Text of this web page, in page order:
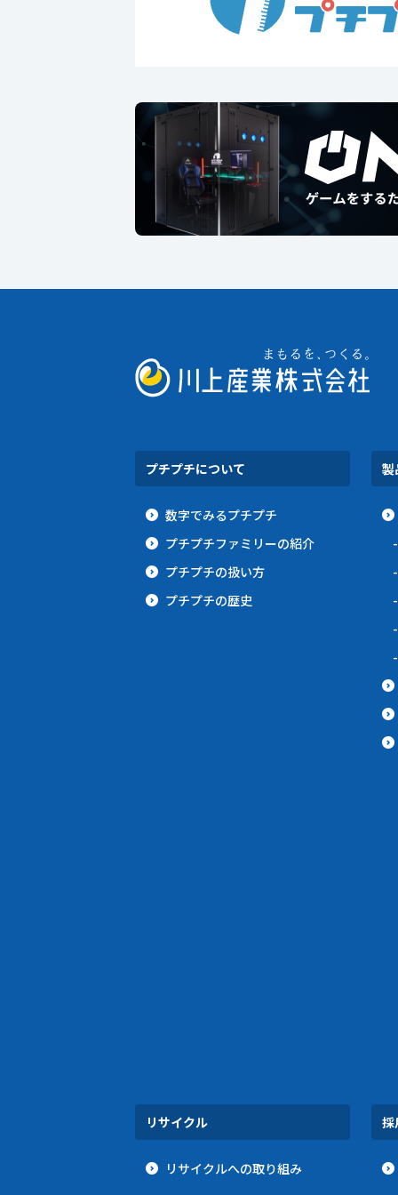
プチプチについて
数字でみるプチプチ
プチプチファミリーの紹介
プチプチの扱い方
プチプチの歴史
製
リサイクル
リサイクルへの取り組み
採